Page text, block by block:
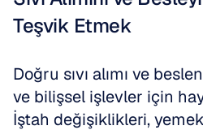
Teşvik Etmek
Doğru sıvı alımı ve
ve bilişsel işlevler için
İştah değişiklikleri,